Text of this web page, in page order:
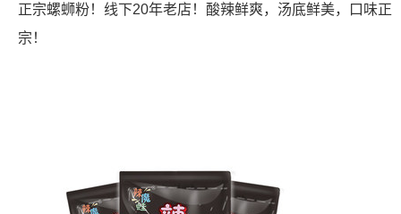
正宗螺蛳粉！线下20年老店！酸辣鲜爽，汤底鲜美，口味正
宗！